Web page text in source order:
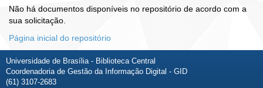
Não há documentos disponíveis no repositório de acordo com a
sua solicitação.
Página inicial do repositório
Universidade de Brasília - Biblioteca Central
Coordenadoria de Gestão da Informação Digital - GID
(61) 3107-2683